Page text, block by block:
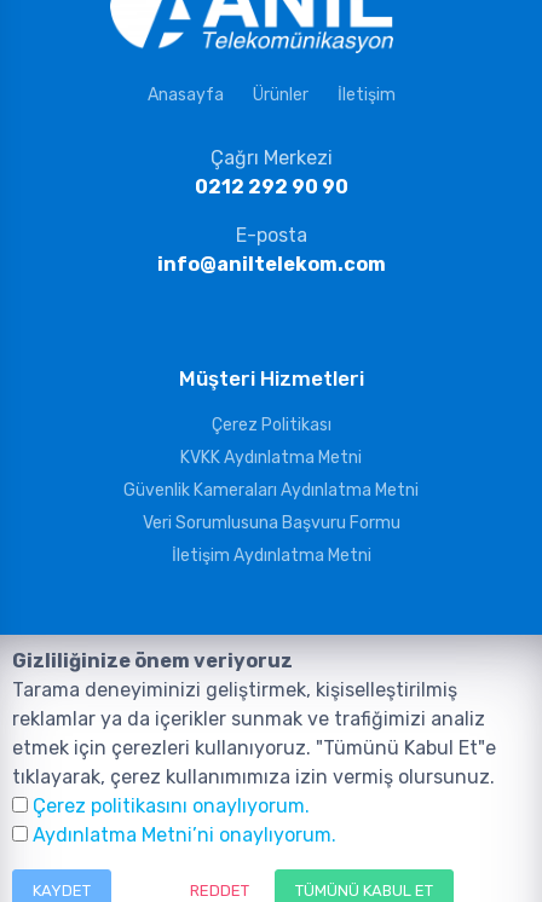
Anasayfa Ürünler İletişim
Çağrı Merkezi
0212 292 90 90
E-posta
info@aniltelekom.com
Müşteri Hizmetleri
Çerez Politikası
KVKK Aydınlatma Metni
Güvenlik Kameraları Aydınlatma Metni
Veri Sorumlusuna Başvuru Formu
İletişim Aydınlatma Metni
©2026, Tüm Hakları ANIL TELEKOMÜNİKASYON GÜVENLİK VE BİLİŞİM
SİSTEMLERİ SAN. TİC. LTD. ŞTİ. aittir.Tasarım ve Yazılım:
Tasarım Yazılım ve Teknoloji
Gizliliğinize önem veriyoruz
Tarama deneyiminizi geliştirmek, kişiselleştirilmiş
reklamlar ya da içerikler sunmak ve trafiğimizi analiz
etmek için çerezleri kullanıyoruz. "Tümünü Kabul Et"e
tıklayarak, çerez kullanımımıza izin vermiş olursunuz.
Çerez politikasını onaylıyorum.
Aydınlatma Metni’ni onaylıyorum.
KAYDET REDDET TÜMÜNÜ KABUL ET